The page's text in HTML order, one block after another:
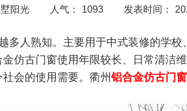
阳光 人气： 1093 发表时间：
多人熟知。主要用于中式装修的学校
仿古门窗使用年限较长、日常清洁
社会的使用需要。衢州铝合金仿古门